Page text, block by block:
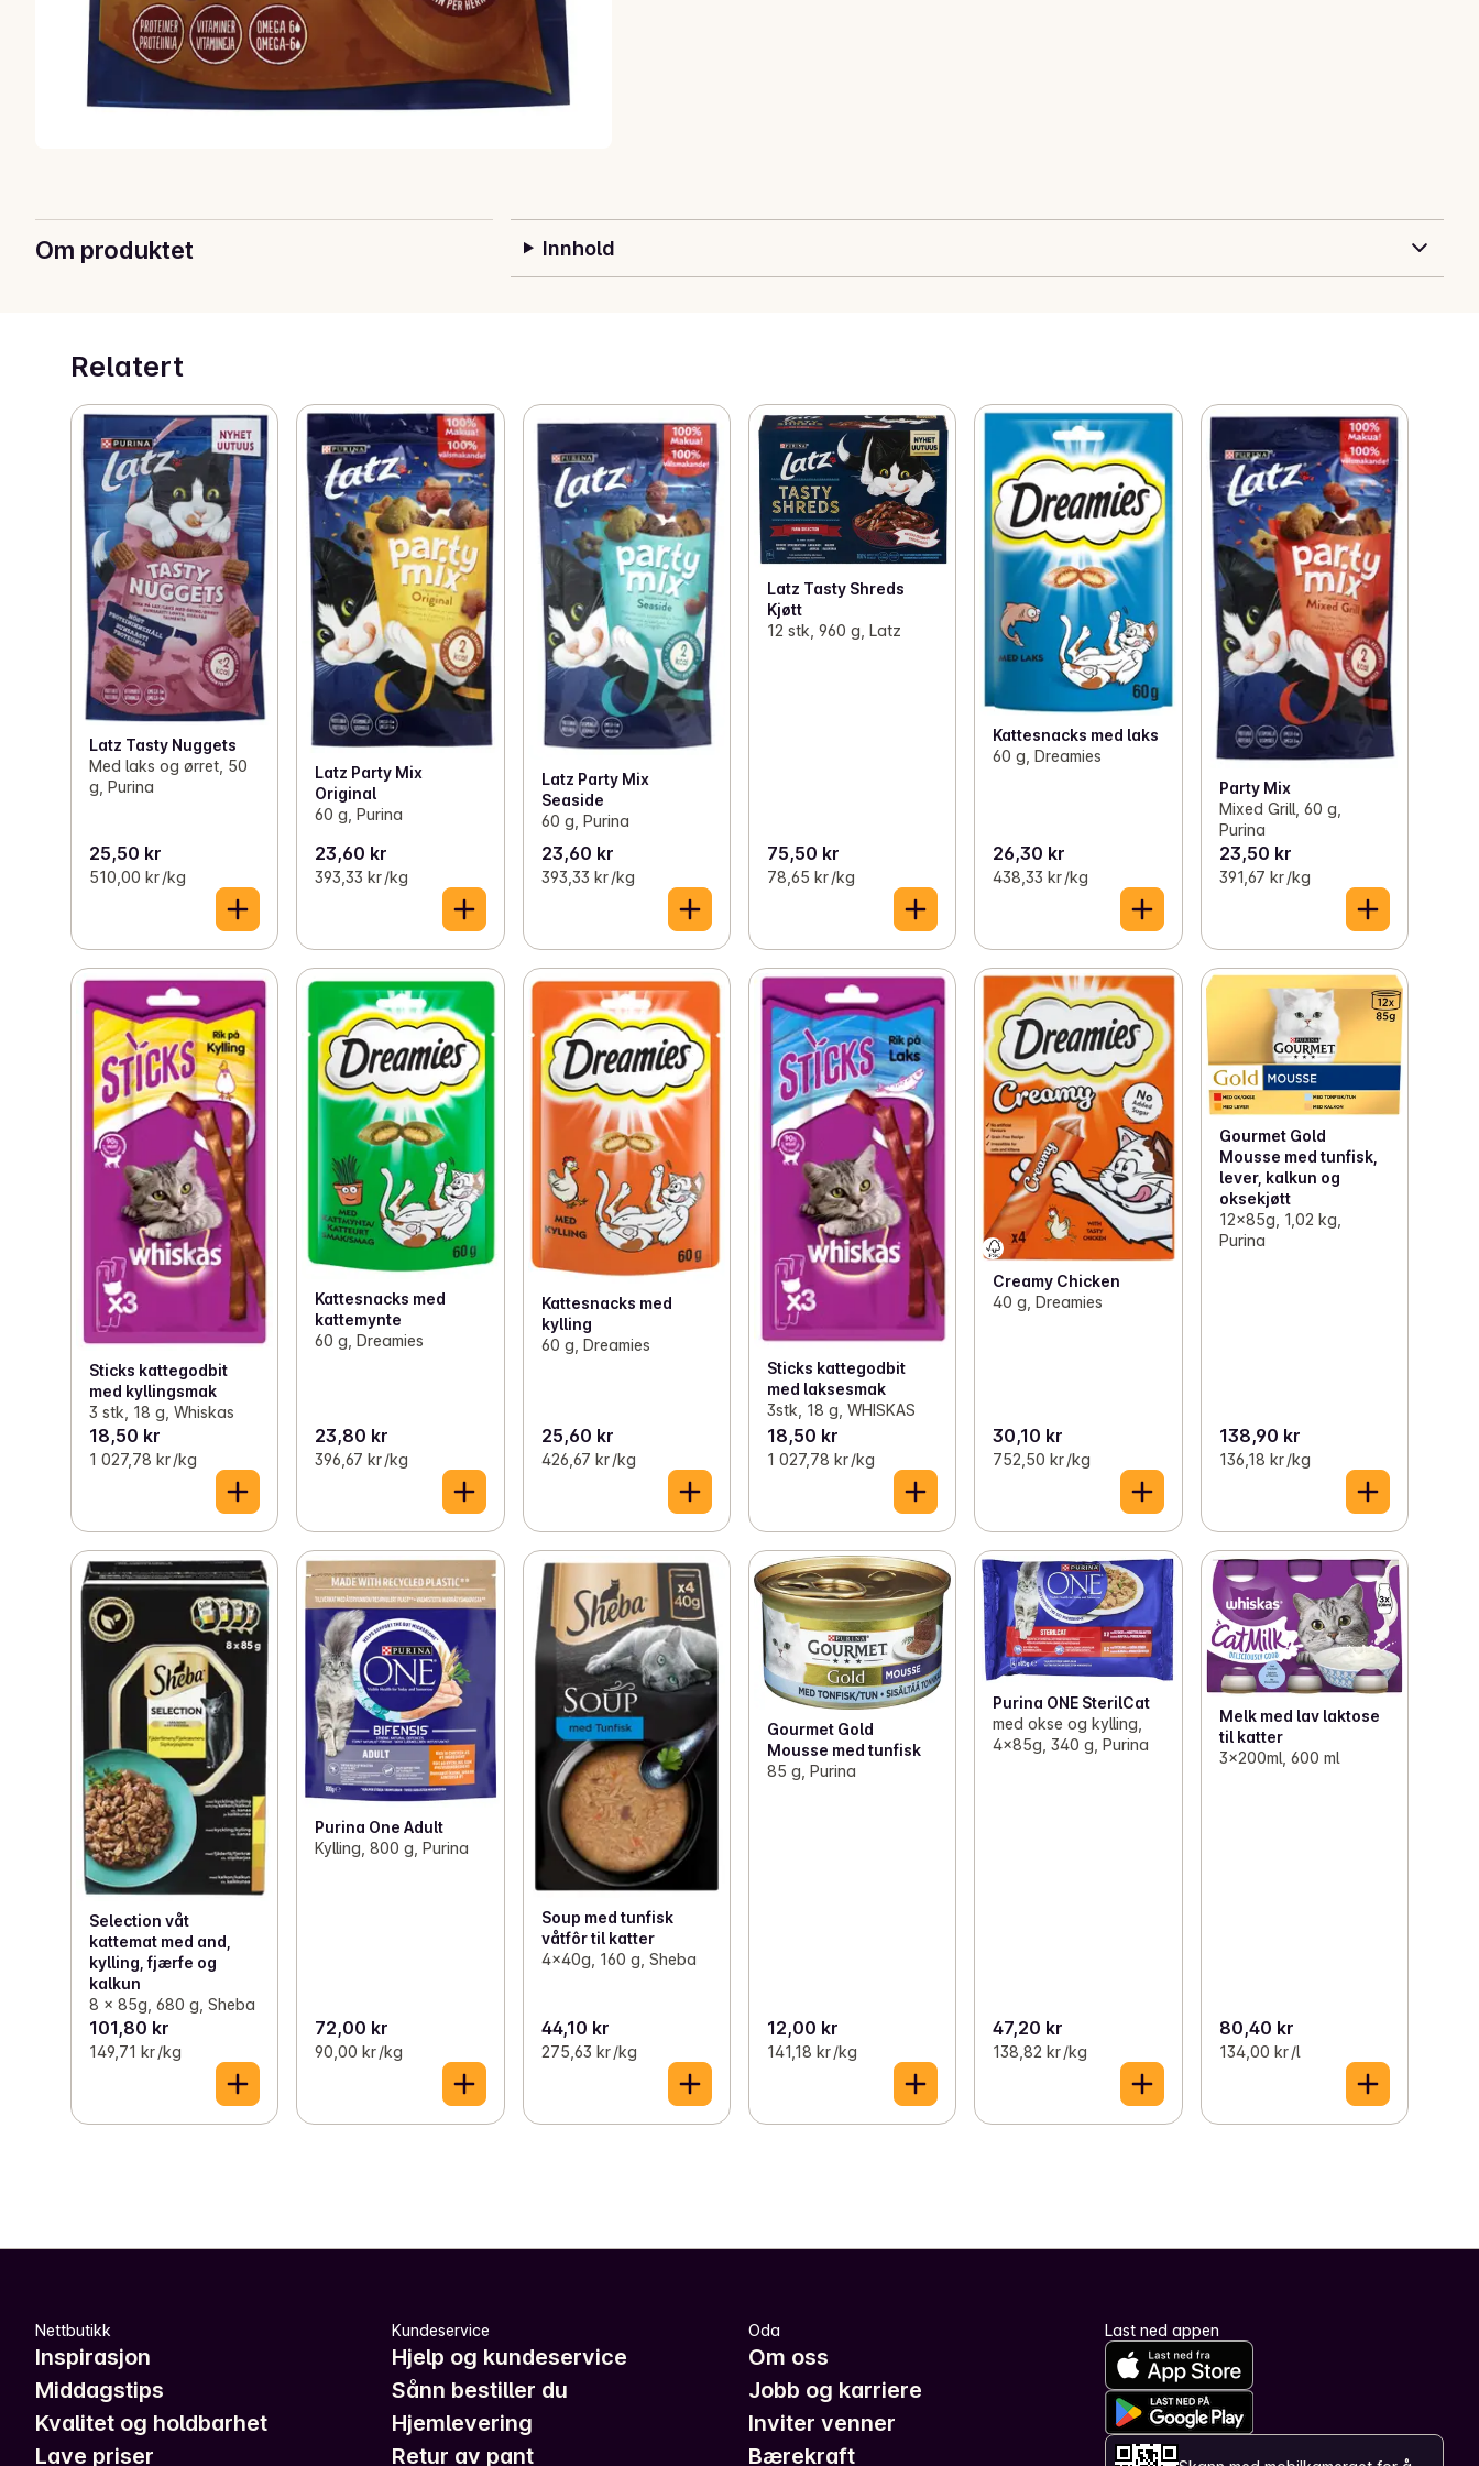
Om produktet Innhold
Relatert
Latz Tasty Nuggets
Med laks og ørret, 50
g, Purina
25,50 kr
510,00 kr /kg
Latz Party Mix
Original
60 g, Purina
23,60 kr
393,33 kr /kg
Latz Party Mix
Seaside
60 g, Purina
23,60 kr
393,33 kr /kg
Latz Tasty Shreds
Kjøtt
12 stk, 960 g, Latz
75,50 kr
78,65 kr /kg
Kattesnacks med laks
60 g, Dreamies
26,30 kr
438,33 kr /kg
Party Mix
Mixed Grill, 60 g,
Purina
23,50 kr
391,67 kr /kg
Sticks kattegodbit
med kyllingsmak
3 stk, 18 g, Whiskas
18,50 kr
1 027,78 kr /kg
Kattesnacks med
kattemynte
60 g, Dreamies
23,80 kr
396,67 kr /kg
Kattesnacks med
kylling
60 g, Dreamies
25,60 kr
426,67 kr /kg
Sticks kattegodbit
med laksesmak
3stk, 18 g, WHISKAS
18,50 kr
1 027,78 kr /kg
Creamy Chicken
40 g, Dreamies
30,10 kr
752,50 kr /kg
Gourmet Gold
Mousse med tunfisk,
lever, kalkun og
oksekjøtt
12x85g, 1,02 kg,
Purina
138,90 kr
136,18 kr /kg
Selection våt
kattemat med and,
kylling, fjærfe og
kalkun
8 x 85g, 680 g, Sheba
101,80 kr
149,71 kr /kg
Purina One Adult
Kylling, 800 g, Purina
72,00 kr
90,00 kr /kg
Soup med tunfisk
våtfôr til katter
4x40g, 160 g, Sheba
44,10 kr
275,63 kr /kg
Gourmet Gold
Mousse med tunfisk
85 g, Purina
12,00 kr
141,18 kr /kg
Purina ONE SterilCat
med okse og kylling,
4x85g, 340 g, Purina
47,20 kr
138,82 kr /kg
Melk med lav laktose
til katter
3x200ml, 600 ml
80,40 kr
134,00 kr /l
Nettbutikk
Inspirasjon
Middagstips
Kvalitet og holdbarhet
Lave priser
Kundeservice
Hjelp og kundeservice
Sånn bestiller du
Hjemlevering
Retur av pant
Oda
Om oss
Jobb og karriere
Inviter venner
Bærekraft
Last ned appen